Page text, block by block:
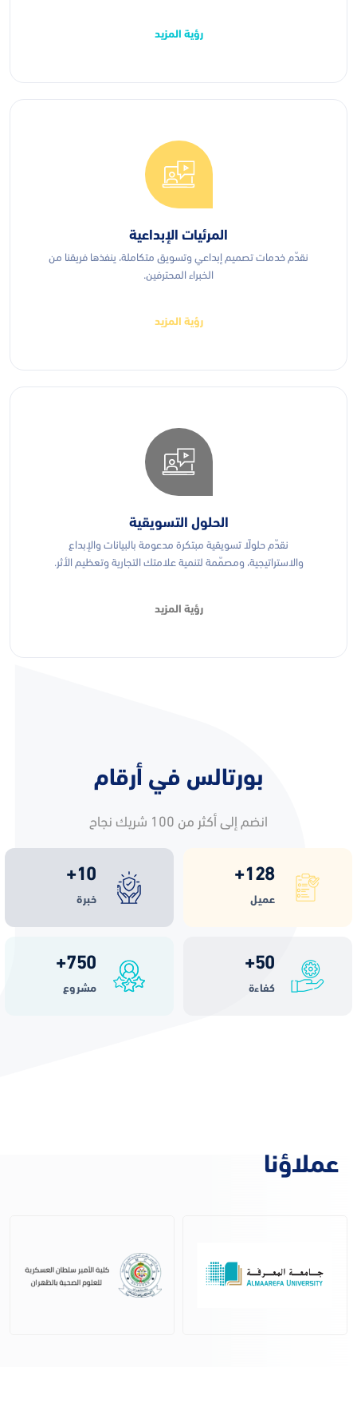
رؤية المزيد
المرئيات الإبداعية
نقدّم خدمات تصميم إبداعي وتسويق متكاملة، ينفذها فريقنا من
الخبراء المحترفين.
رؤية المزيد
الحلول التسويقية
نقدّم حلولًا تسويقية مبتكرة مدعومة بالبيانات والإبداع
والاستراتيجية، ومصمّمة لتنمية علامتك التجارية وتعظيم الأثر.
رؤية المزيد
بورتالس في أرقام
انضم إلى أكثر من 100 شريك نجاح
+128
عميل
+10
خبرة
+50
كفاءة
+750
مشروع
عملاؤنا